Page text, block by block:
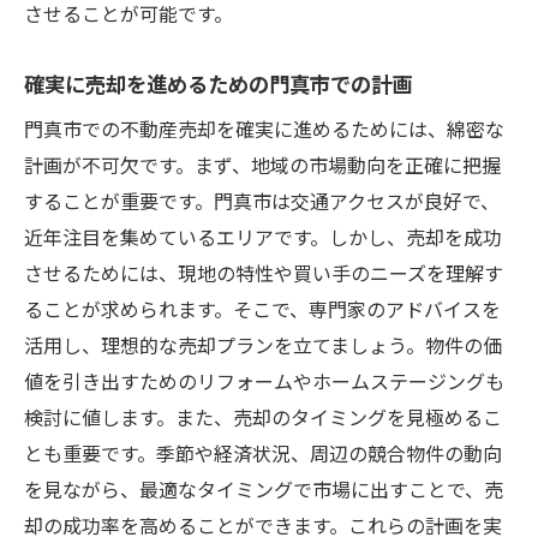
させることが可能です。
確実に売却を進めるための門真市での計画
門真市での不動産売却を確実に進めるためには、綿密な
計画が不可欠です。まず、地域の市場動向を正確に把握
することが重要です。門真市は交通アクセスが良好で、
近年注目を集めているエリアです。しかし、売却を成功
させるためには、現地の特性や買い手のニーズを理解す
ることが求められます。そこで、専門家のアドバイスを
活用し、理想的な売却プランを立てましょう。物件の価
値を引き出すためのリフォームやホームステージングも
検討に値します。また、売却のタイミングを見極めるこ
とも重要です。季節や経済状況、周辺の競合物件の動向
を見ながら、最適なタイミングで市場に出すことで、売
却の成功率を高めることができます。これらの計画を実